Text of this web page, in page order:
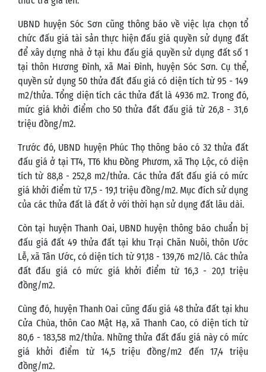
UBND huyện Sóc Sơn cũng thông báo về việc lựa chọn tổ
chức đấu giá tài sản thực hiện đấu giá quyền sử dụng đất
để xây dựng nhà ở tại khu đấu giá quyền sử dụng đất số 1
tại thôn Hương Đình, xã Mai Đình, huyện Sóc Sơn. Cụ thể,
quyền sử dụng 50 thửa đất đấu giá có diện tích từ 95 - 149
m2/thửa. Tổng diện tích các thửa đất là 4936 m2. Trong đó,
mức giá khởi điểm cho 50 thửa đất đấu giá từ 26,8 - 31,6
triệu đồng/m2.
Trước đó, UBND huyện Phúc Thọ thông báo có 32 thửa đất
đấu giá ở tại TT4, TT6 khu Đồng Phươm, xã Thọ Lộc, có diện
tích từ 88,8 - 252,8 m2/thửa. Các thửa đất đấu giá có mức
giá khởi điểm từ 17,5 - 19,1 triệu đồng/m2. Mục đích sử dụng
của các thửa đất là đất ở với thời hạn sử dụng đất lâu dài.
Còn tại huyện Thanh Oai, UBND huyện thông báo chuẩn bị
đấu giá đất 49 thửa đất tại khu Trại Chăn Nuôi, thôn Ước
Lễ, xã Tân Ước, có diện tích từ 91,18 - 139,76 m2/lô. Các thửa
đất đấu giá có mức giá khởi điểm từ 16,3 - 20,1 triệu
đồng/m2.
Cùng đó, huyện Thanh Oai cũng đấu giá 48 thửa đất tại khu
Cửa Chùa, thôn Cao Mật Hạ, xã Thanh Cao, có diện tích từ
80,6 - 183,58 m2/thửa. Những thửa đất đấu giá này có mức
giá khởi điểm từ 14,5 triệu đồng/m2 đến 17,4 triệu
đồng/m2.